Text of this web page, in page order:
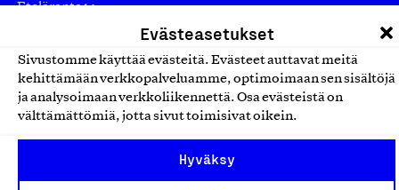
Evästeasetukset
Sivustomme käyttää evästeitä. Evästeet auttavat meitä
kehittämään verkkopalveluamme, optimoimaan sen sisältöjä
ja analysoimaan verkkoliikennettä. Osa evästeistä on
välttämättömiä, jotta sivut toimisivat oikein.
Hyväksy
Eteläranta 14,
Finland
asiakaspalvelu@suomalainentyo.fi
laskutus@suomalainentyo.fi